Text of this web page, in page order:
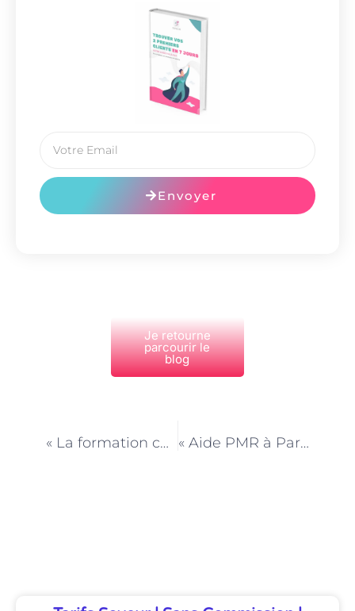
Envoyer
Je retourne
parcourir le
blog
« La formation continue des initiateurs de loisirs à Paris : rester à la pointe de l’innovation » « Aide PMR à Paris : des perspectives d’évolution professionnelle prometteuses »